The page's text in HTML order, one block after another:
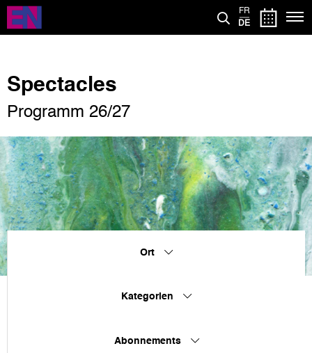
Direkt
zum
Inhalt
FR
DE
Spectacles
Programm 26/27
Ort
Kategorien
Abonnements